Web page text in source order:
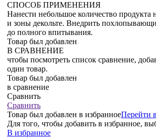
СПОСОБ ПРИМЕНЕНИЯ
Нанести небольшое количество продукта
и зоны декольте. Внедрить
до полного впитывания.
Товар был добавлен
В СРАВНЕНИЕ
чтобы посмотреть список сравнение,
один товар.
Товар был добавлен
в сравнение
Сравнить
Сравнить
Товар был добавлен в избранноеПерейти
Для того, чтобы добавить в избранное,
В избранное